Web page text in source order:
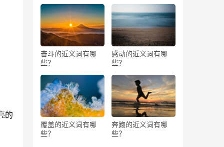
的
奋斗的近义词有哪
些？
感动的近义词有哪
些？
覆盖的近义词有哪
些？
奔跑的近义词有哪
些？